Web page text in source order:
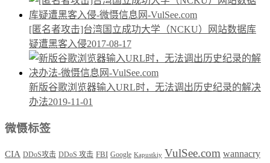
[匿名者攻击]台湾国立成功大学（NCKU）网站数据库
疑遭黑客入侵2017-08-17
新版谷歌浏览器输入URL时，无法调出历史纪录的解决
办法2019-11-01
微慑标签
CIA DDoS攻击 DDoS 攻击 FBI Google Kapustkiy VulSee.com wannacry